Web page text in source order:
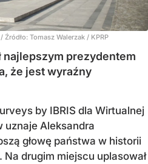
/ Źródło: Tomasz Walerzak / KPRP
najlepszym prezydentem
że jest wyraźny
by IBRIS dla Wirtualnej
uznaje Aleksandra
głowę państwa w historii
drugim miejscu uplasował